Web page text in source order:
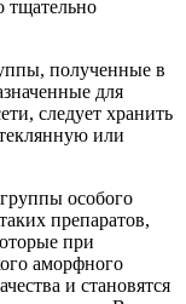
тщательно
полученные в
для
следует хранить
или
особого
препаратов,
при
аморфного
и становятся